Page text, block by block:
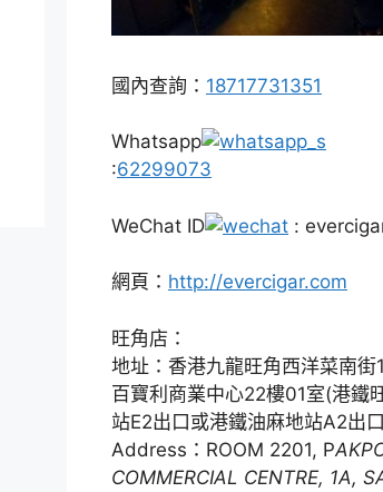
國內查詢： 18717731351
Whatsapp
:62299073
WeChat ID :
網頁： http://evercigar.com
旺角店：
地址：香港九龍旺角西洋菜南街
百寶利商業中心22樓01室(港鐵
站E2出口或港鐵油麻地站A2出
Address：ROOM 2201, P
COMMERCIAL CENTRE, 1A,